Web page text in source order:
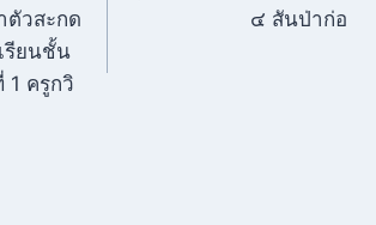
ตัวสะกด
รียนชั้น
1 ครูกวิ
๔ สันป่าก่อ